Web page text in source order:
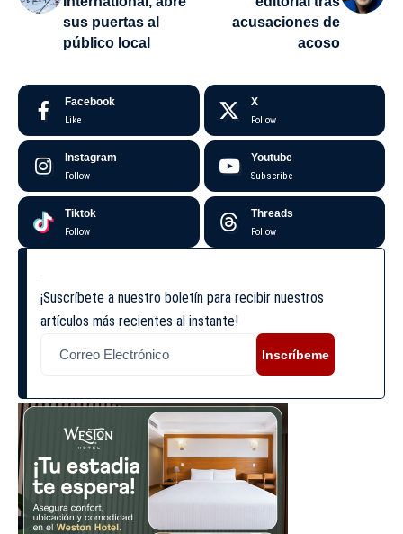
sus puertas al
público local
acusaciones de
acoso
Facebook
Like
X
Follow
Instagram
Follow
Youtube
Subscribe
Tiktok
Follow
Threads
Follow
¡Suscríbete a nuestro boletín para recibir nuestros
artículos más recientes al instante!
Inscríbeme